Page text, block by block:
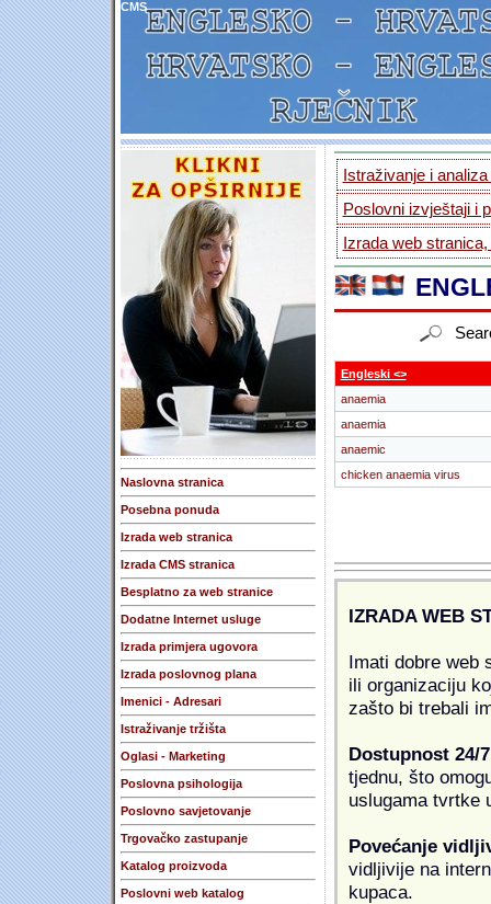
CMS
Naslovna stranica
Posebna ponuda
Izrada web stranica
Izrada CMS stranica
Besplatno za web stranice
Dodatne Internet usluge
Izrada primjera ugovora
Izrada poslovnog plana
Imenici - Adresari
Istraživanje tržišta
Oglasi - Marketing
Poslovna psihologija
Poslovno savjetovanje
Trgovačko zastupanje
Katalog proizvoda
Poslovni web katalog
Istraživanje i
Poslovni izvještaji i
Izrada web
Engleski <>
anaemia
anaemia
anaemic
chicken anaemia virus
IZRADA WEB
Imati dobre web
ili organizaciju
zašto bi trebali
Dostupnost 24/7
tjednu, što
uslugama tvrtke
Povećanje
vidljivije na
kupaca.